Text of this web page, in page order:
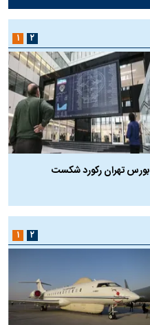
بورس تهران رکورد شکست
۱ ۲
۱ ۲